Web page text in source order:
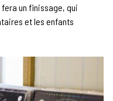
fera un finissage, qui
et les enfants